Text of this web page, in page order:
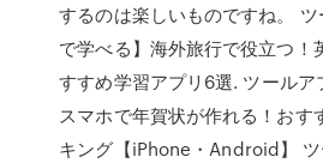
するのは楽しいものですね。
で学べる】海外旅行で役立つ！
すすめ学習アプリ6選. ツールア
スマホで年賀状が作れる！おす
キング【iPhone・Android】